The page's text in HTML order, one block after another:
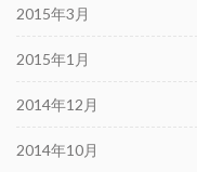
2015年3月
2015年1月
2014年12月
2014年10月